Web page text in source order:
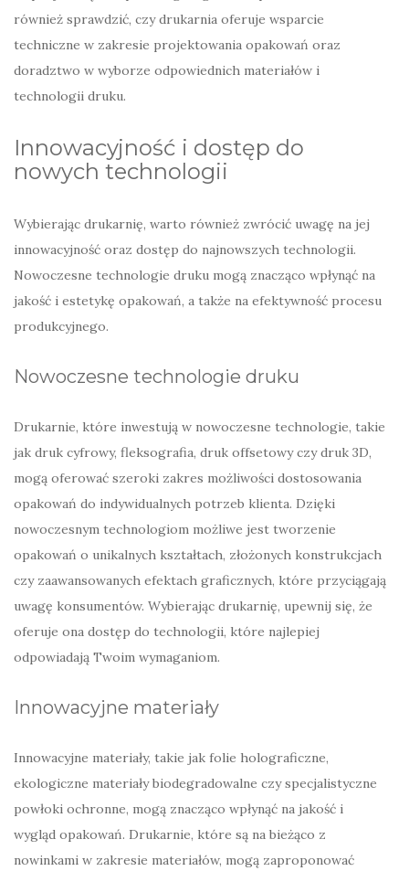
również sprawdzić, czy drukarnia oferuje wsparcie
techniczne w zakresie projektowania opakowań oraz
doradztwo w wyborze odpowiednich materiałów i
technologii druku.
Innowacyjność i dostęp do
nowych technologii
Wybierając drukarnię, warto również zwrócić uwagę na jej
innowacyjność oraz dostęp do najnowszych technologii.
Nowoczesne technologie druku mogą znacząco wpłynąć na
jakość i estetykę opakowań, a także na efektywność procesu
produkcyjnego.
Nowoczesne technologie druku
Drukarnie, które inwestują w nowoczesne technologie, takie
jak druk cyfrowy, fleksografia, druk offsetowy czy druk 3D,
mogą oferować szeroki zakres możliwości dostosowania
opakowań do indywidualnych potrzeb klienta. Dzięki
nowoczesnym technologiom możliwe jest tworzenie
opakowań o unikalnych kształtach, złożonych konstrukcjach
czy zaawansowanych efektach graficznych, które przyciągają
uwagę konsumentów. Wybierając drukarnię, upewnij się, że
oferuje ona dostęp do technologii, które najlepiej
odpowiadają Twoim wymaganiom.
Innowacyjne materiały
Innowacyjne materiały, takie jak folie holograficzne,
ekologiczne materiały biodegradowalne czy specjalistyczne
powłoki ochronne, mogą znacząco wpłynąć na jakość i
wygląd opakowań. Drukarnie, które są na bieżąco z
nowinkami w zakresie materiałów, mogą zaproponować